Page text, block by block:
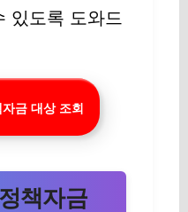
있도록 도와드
금 대상 조회
책자금